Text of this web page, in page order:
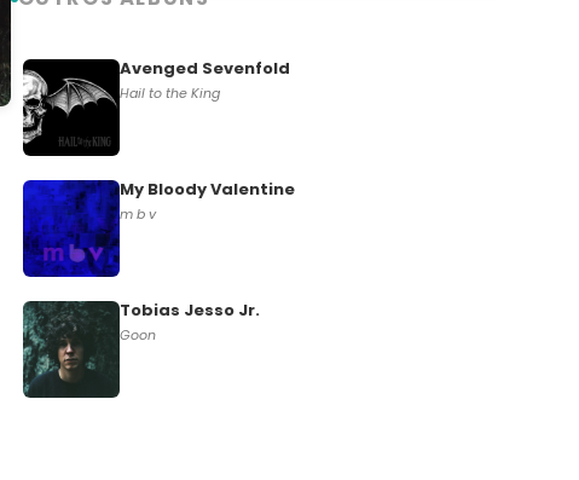
Avenged Sevenfold
Hail to the King
My Bloody Valentine
m b v
Tobias Jesso Jr.
Goon